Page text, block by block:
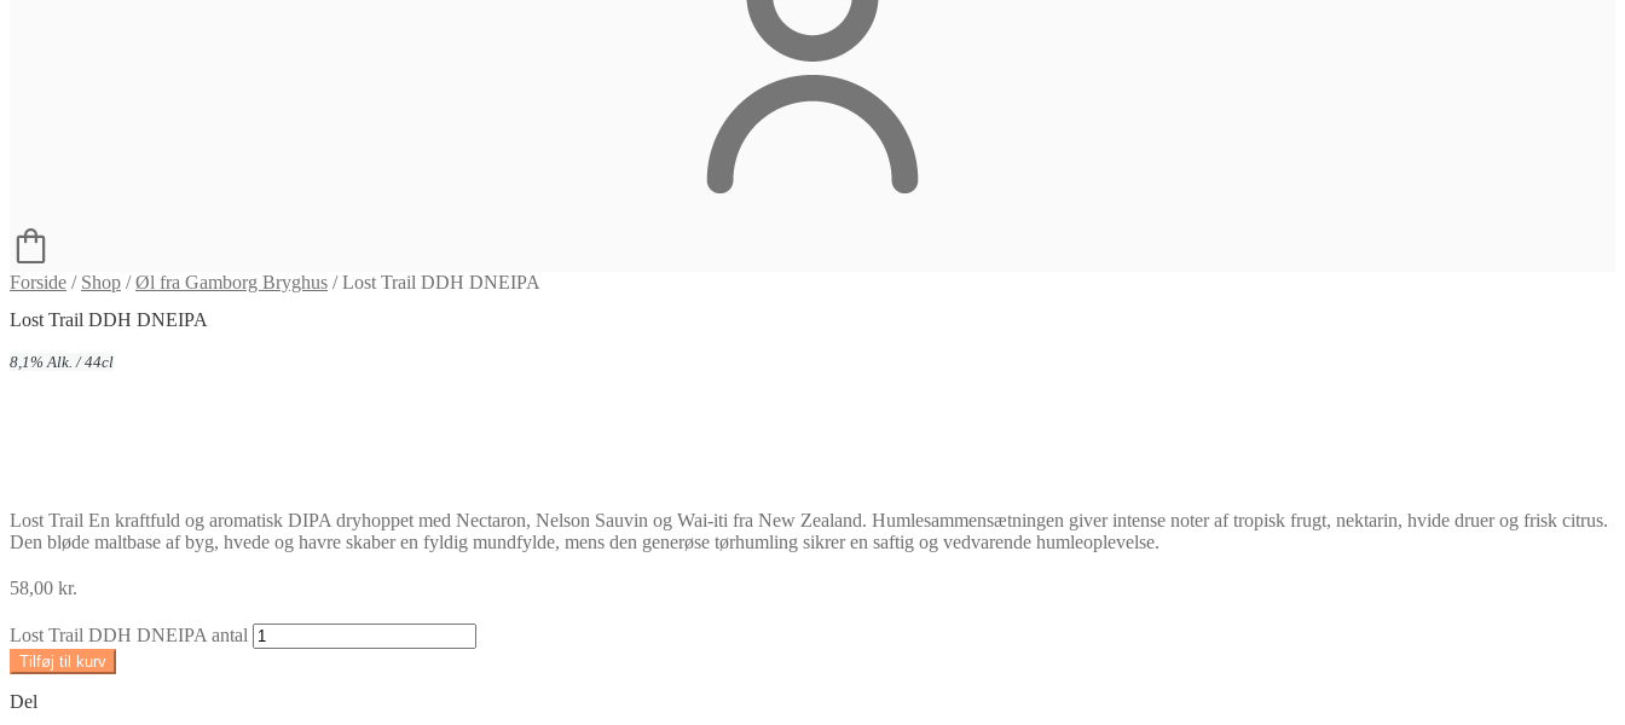
Forside / Shop /Øl fra Gamborg Bryghus /Lost Trail DDH DNEIPA
Lost Trail DDH DNEIPA
8,1% Alk. / 44cl
Lost Trail En kraftfuld og aromatisk DIPA dryhoppet med Nectaron, Nelson Sauvin og Wai-iti fra New Zealand. Humlesammensætningen giver intense noter af tropisk frugt, nektarin, hvide druer og frisk citrus.
Den bløde maltbase af byg, hvede og havre skaber en fyldig mundfylde, mens den generøse tørhumling sikrer en saftig og vedvarende humleoplevelse.
58,00 kr.
Lost Trail DDH DNEIPA antal
Tilføj til kurv
Del